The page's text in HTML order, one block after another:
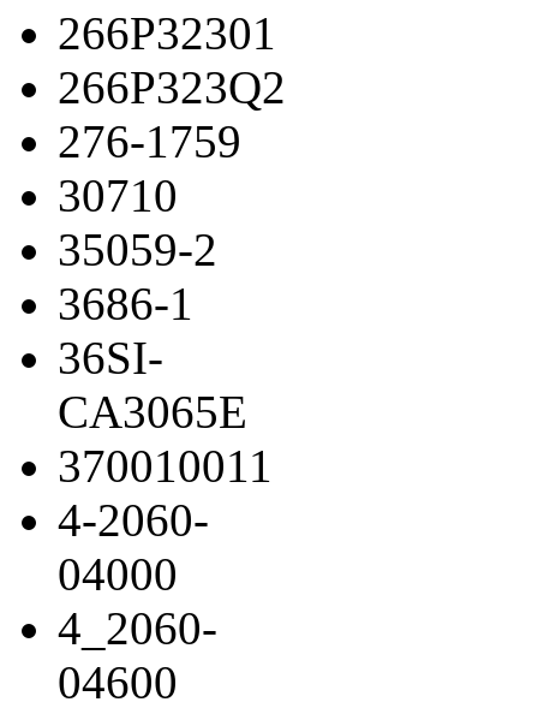
266P32301
266P323Q2
276-1759
30710
35059-2
3686-1
36SI-
CA3065E
370010011
4-2060-
04000
4_2060-
04600